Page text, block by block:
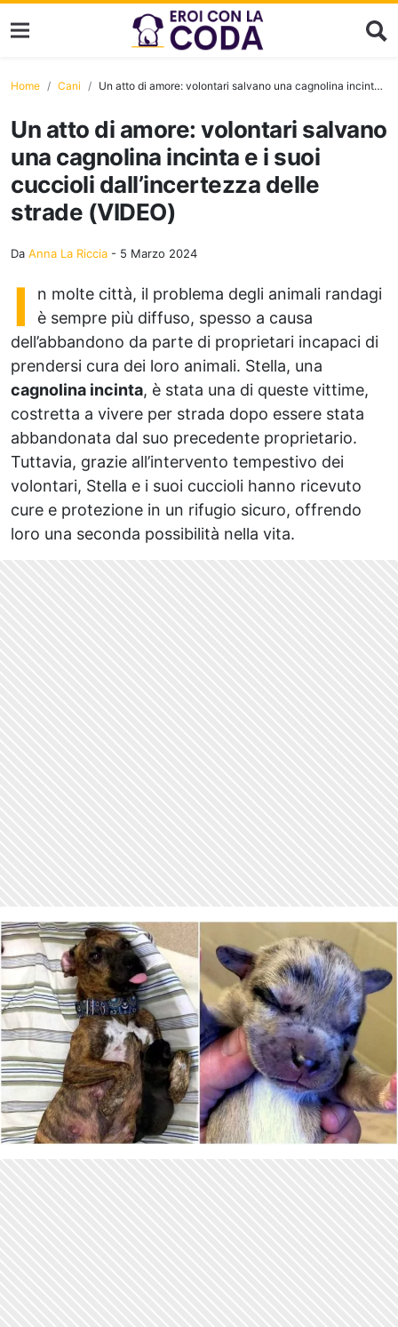
Home Cani Un atto di amore: volontari salvano una cagnolina incinta e i suoi cuccioli dall’incertezza delle strade (VIDEO)
Un atto di amore: volontari salvano
una cagnolina incinta e i suoi
cuccioli dall’incertezza delle
strade (VIDEO)
Da Anna La Riccia - 5 Marzo 2024
I
n molte città, il problema degli animali randagi
è sempre più diffuso, spesso a causa
dell’abbandono da parte di proprietari incapaci di
prendersi cura dei loro animali. Stella, una
cagnolina incinta, è stata una di queste vittime,
costretta a vivere per strada dopo essere stata
abbandonata dal suo precedente proprietario.
Tuttavia, grazie all’intervento tempestivo dei
volontari, Stella e i suoi cuccioli hanno ricevuto
cure e protezione in un rifugio sicuro, offrendo
loro una seconda possibilità nella vita.